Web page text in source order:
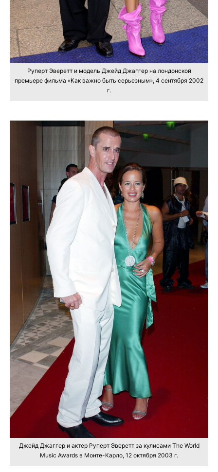
Руперт Эверетт и модель Джейд Джаггер на лондонской
премьере фильма «Как важно быть серьезным», 4 сентября 2002
г.
Джейд Джаггер и актер Руперт Эверетт за кулисами The World
Music Awards в Монте-Карло, 12 октября 2003 г.